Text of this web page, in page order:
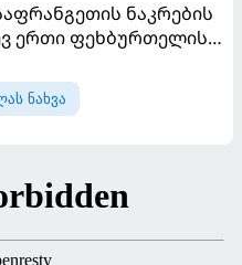
ნაკრების
ერთი ფეხბურთელის
ნახვა